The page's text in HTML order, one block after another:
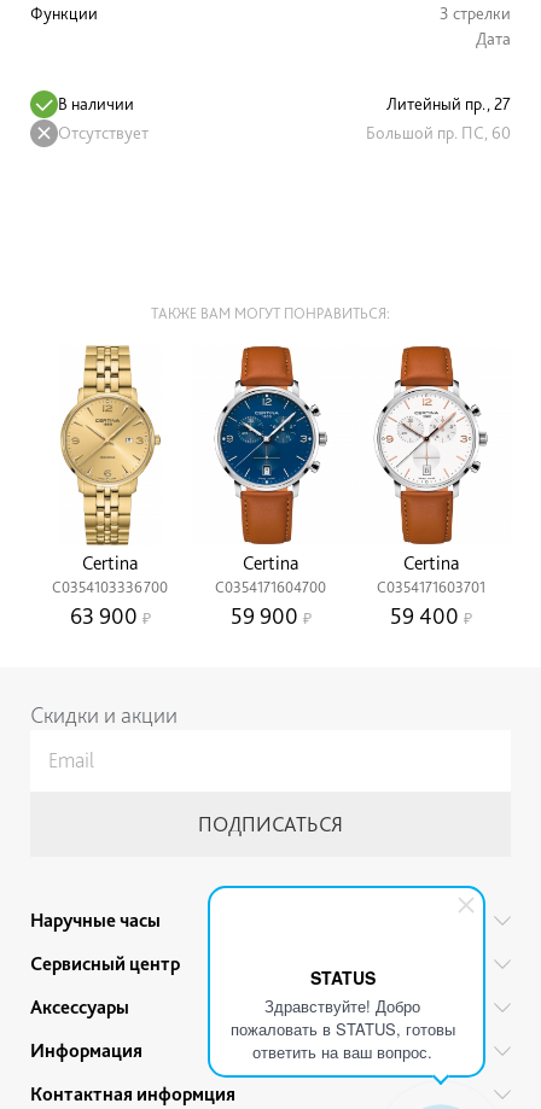
STATUS
Здравствуйте! Добро
пожаловать в STATUS, готовы
ответить на ваш вопрос.
Функции
3 стрелки
Дата
В наличии
Литейный пр., 27
Отсутствует
Большой пр. ПС, 60
ТАКЖЕ ВАМ МОГУТ ПОНРАВИТЬСЯ:
Certina
C0354103336700
63 900
Certina
C0354171604700
59 900
Certina
C0354171603701
59 400
Скидки и акции
Наручные часы
Все бренды
Женские часы
Детские часы
Сервисный центр
Гарантийный ремонт
Прайс
Советы по уходу
Аксессуары
Ручки
Информация
Привилегии
Контактная информция